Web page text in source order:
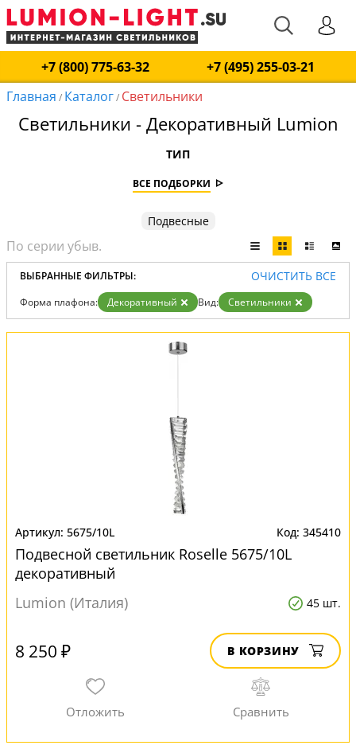
+7 (800) 775-63-32
+7 (495) 255-03-21
Главная / Каталог/ Светильники
Светильники - Декоративный Lumion
ТИП
ВСЕ ПОДБОРКИ
Подвесные
ВЫБРАННЫЕ ФИЛЬТРЫ: ОЧИСТИТЬ ВСЕ
Форма плафона: Декоративный Вид: Светильники
5675/10L 345410
Подвесной светильник Roselle 5675/10L
декоративный
Lumion (Италия)
45 шт.
8 250 ₽ В КОРЗИНУ